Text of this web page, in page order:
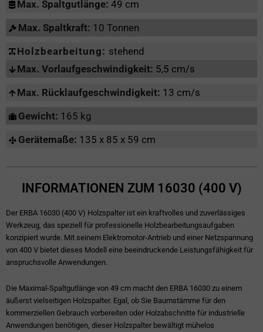
Max. Spaltgutlänge: 49 cm
Max. Spaltkraft: 10 Tonnen
Holzbearbeitung: stehend
Max. Vorlaufgeschwindigkeit: 5,5 cm/s
Max. Rücklaufgeschwindigkeit: 13 cm/s
Gewicht: 165 kg
Gerätemaße: 135 x 85 x 59 cm
INFORMATIONEN ZUM 16030 (400 V)
Der ERBA 16030 (400 V) Holzspalter ist ein kraftvolles und zuverlässiges
Werkzeug, das speziell für professionelle Holzbearbeitungsaufgaben
konzipiert wurde. Mit seinem Elektromotor-Antrieb und einer Netzspannung
von 400 V bietet dieses Modell eine beeindruckende Leistungsfähigkeit für
anspruchsvolle Anwendungen.
Die Maximal-Spaltgutlänge von 49 cm macht den ERBA 16030 zu einem
äußerst vielseitigen Holzspalter. Egal, ob Sie Baumstämme für den
kommerziellen Gebrauch vorbereiten oder Holzabschnitte für industrielle
Anwendungen benötigen, dieser Holzspalter bewältigt mühelos